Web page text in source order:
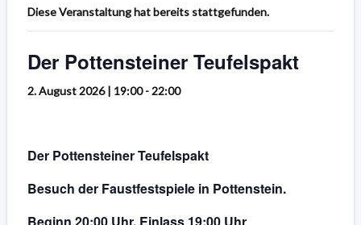
Diese Veranstaltung hat bereits stattgefunden.
Der Pottensteiner Teufelspakt
2. August 2026 | 19:00-22:00
Der Pottensteiner Teufelspakt
Besuch der Faustfestspiele in Pottenstein.
Beginn 20:00 Uhr, Einlass 19:00 Uhr